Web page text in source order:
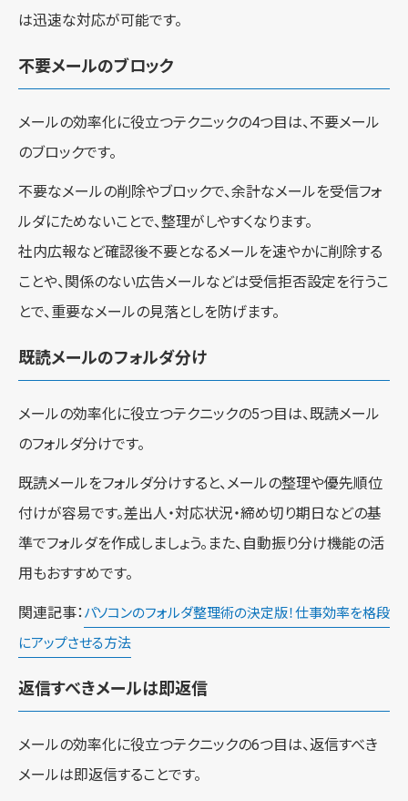
は迅速な対応が可能です。
不要メールのブロック
メールの効率化に役立つテクニックの4つ目は、不要メール
のブロックです。
不要なメールの削除やブロックで、余計なメールを受信フォ
ルダにためないことで、整理がしやすくなります。
社内広報など確認後不要となるメールを速やかに削除する
ことや、関係のない広告メールなどは受信拒否設定を行うこ
とで、重要なメールの見落としを防げます。
既読メールのフォルダ分け
メールの効率化に役立つテクニックの5つ目は、既読メール
のフォルダ分けです。
既読メールをフォルダ分けすると、メールの整理や優先順位
付けが容易です。差出人・対応状況・締め切り期日などの基
準でフォルダを作成しましょう。また、自動振り分け機能の活
用もおすすめです。
関連記事： パソコンのフォルダ整理術の決定版！仕事効率を格段
にアップさせる方法
返信すべきメールは即返信
メールの効率化に役立つテクニックの6つ目は、返信すべき
メールは即返信することです。